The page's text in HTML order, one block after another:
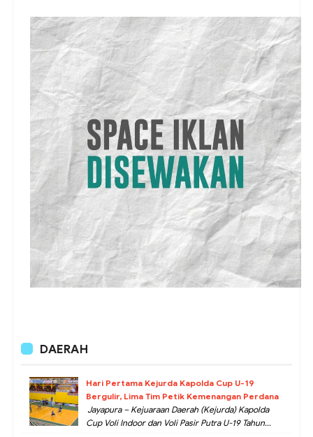
DAERAH
Hari Pertama Kejurda Kapolda Cup U-19
Bergulir, Lima Tim Petik Kemenangan Perdana
Jayapura – Kejuaraan Daerah (Kejurda) Kapolda
Cup Voli Indoor dan Voli Pasir Putra U-19 Tahun...